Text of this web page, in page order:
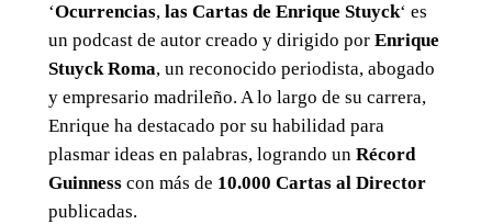
‘Ocurrencias, las Cartas de Enrique Stuyck‘ es
un podcast de autor creado y dirigido por Enrique
Stuyck Roma, un reconocido periodista, abogado
y empresario madrileño. A lo largo de su carrera,
Enrique ha destacado por su habilidad para
plasmar ideas en palabras, logrando un Récord
Guinnesscon más de 10.000 Cartas al Director
publicadas.